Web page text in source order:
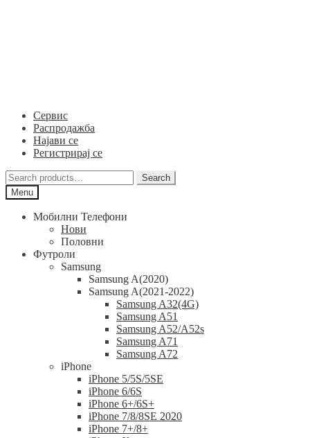
Сервис
Распродажба
Најави се
Регистрирај се
Search
for:
Search
Menu
Мобилни Телефони
Нови
Половни
Футроли
Samsung
Samsung A(2020)
Samsung A(2021-2022)
Samsung A32(4G)
Samsung A51
Samsung A52/A52s
Samsung A71
Samsung A72
iPhone
iPhone 5/5S/5SE
iPhone 6/6S
iPhone 6+/6S+
iPhone 7/8/8SE 2020
iPhone 7+/8+